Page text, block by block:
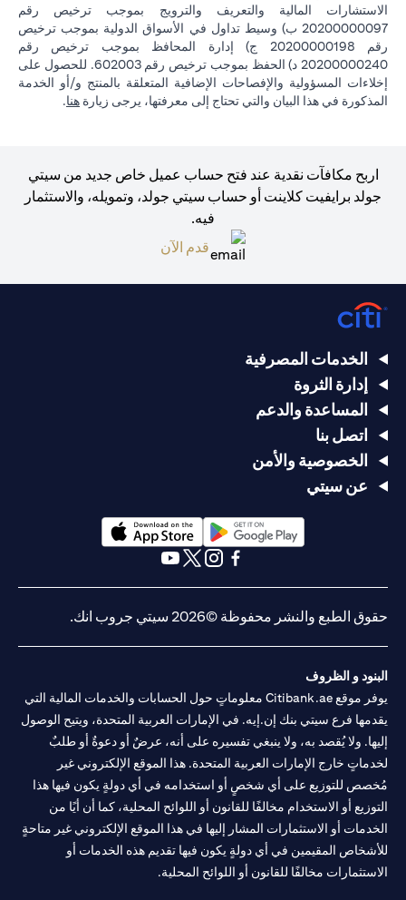
الاستشارات المالية والتعريف والترويج بموجب ترخيص رقم
20200000097 ب) وسيط تداول في الأسواق الدولية بموجب ترخيص
رقم 20200000198 ج) إدارة المحافظ بموجب ترخيص رقم
20200000240 د) الحفظ بموجب ترخيص رقم 602003. للحصول على
إخلاءات المسؤولية والإفصاحات الإضافية المتعلقة بالمنتج و/أو الخدمة
المذكورة في هذا البيان والتي تحتاج إلى معرفتها، يرجى زيارة هنا.
اربح مكافآت نقدية عند فتح حساب عميل خاص جديد من سيتي
جولد برايفيت كلاينت أو حساب سيتي جولد، وتمويله، والاستثمار
فيه.
قدم الآن
الخدمات المصرفية
إدارة الثروة
المساعدة والدعم
اتصل بنا
الخصوصية والأمن
عن سيتي
(opens in a new tab)
حقوق الطبع والنشر محفوظة ©2026 سيتي جروب انك.
البنود و الظروف
يوفر موقع Citibank.ae معلوماتٍ حول الحسابات والخدمات المالية التي
يقدمها فرع سيتي بنك إن.إيه. في الإمارات العربية المتحدة، ويتيح الوصول
إليها. ولا يُقصد به، ولا ينبغي تفسيره على أنه، عرضٌ أو دعوةٌ أو طلبٌ
لخدماتٍ خارج الإمارات العربية المتحدة. هذا الموقع الإلكتروني غير
مُخصص للتوزيع على أي شخصٍ أو استخدامه في أي دولةٍ يكون فيها هذا
التوزيع أو الاستخدام مخالفًا للقانون أو اللوائح المحلية، كما أن أيًا من
الخدمات أو الاستثمارات المشار إليها في هذا الموقع الإلكتروني غير متاحةٍ
للأشخاص المقيمين في أي دولةٍ يكون فيها تقديم هذه الخدمات أو
الاستثمارات مخالفًا للقانون أو اللوائح المحلية.